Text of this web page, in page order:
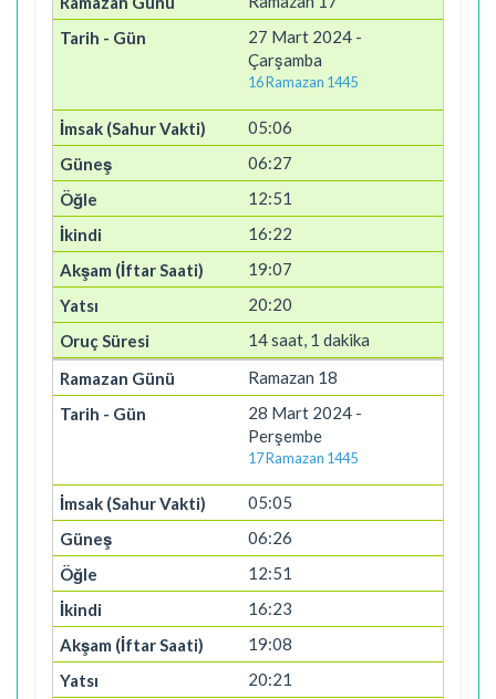
27 Mart 2024 -
Çarşamba
16 Ramazan 1445
05:06
06:27
12:51
16:22
19:07
20:20
14 saat, 1 dakika
Ramazan 18
28 Mart 2024 -
Perşembe
17 Ramazan 1445
05:05
06:26
12:51
16:23
19:08
20:21